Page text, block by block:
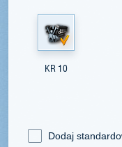
KR 10
Dodaj